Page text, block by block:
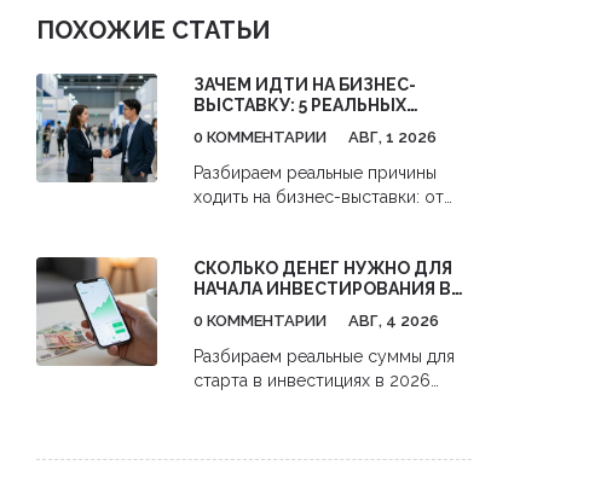
ПОХОЖИЕ СТАТЬИ
ЗАЧЕМ ИДТИ НА БИЗНЕС-
ВЫСТАВКУ: 5 РЕАЛЬНЫХ
0 КОММЕНТАРИИ АВГ, 1 2026
Разбираем реальные причины
ходить на бизнес-выставки: от
советы, как получить максимум
пользы и окупить затраты.
СКОЛЬКО ДЕНЕГ НУЖНО ДЛЯ
НАЧАЛА ИНВЕСТИРОВАНИЯ В
СТРАТЕГИИ С НУЛЯ
0 КОММЕНТАРИИ АВГ, 4 2026
Разбираем реальные суммы для
старта в инвестициях в 2026